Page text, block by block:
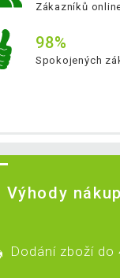
Zákazníků
98%
Spokojených
Výhody
Dodání zboží do